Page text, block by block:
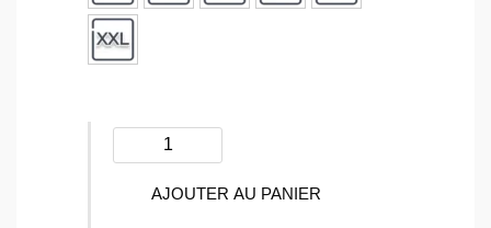
quantité
de
ManteauAJOUTER AU PANIER